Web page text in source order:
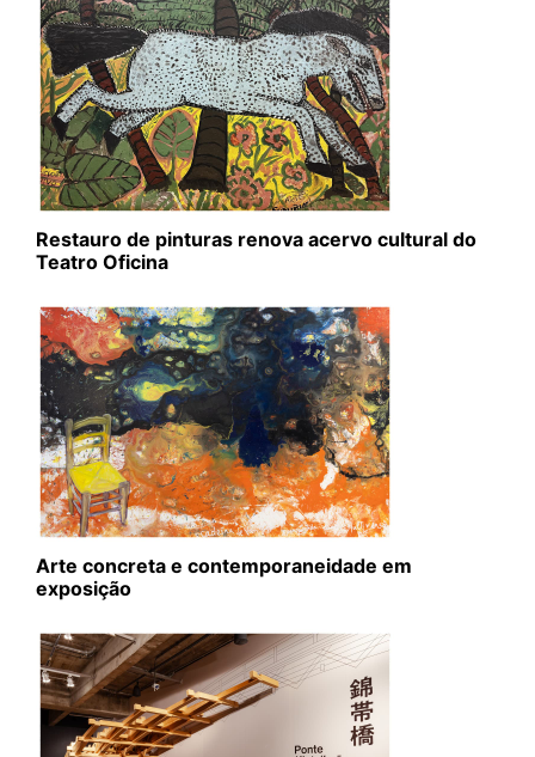
Restauro de pinturas renova acervo cultural do
Teatro Oficina
Arte concreta e contemporaneidade em
exposição